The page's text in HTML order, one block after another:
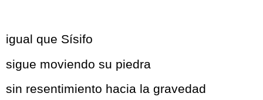
igual que Sísifo
sigue moviendo su piedra
sin resentimiento hacia la gravedad